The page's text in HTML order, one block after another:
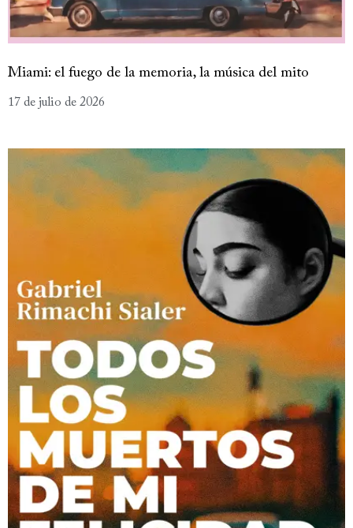
Miami: el fuego de la memoria, la música del mito
17 de julio de 2026